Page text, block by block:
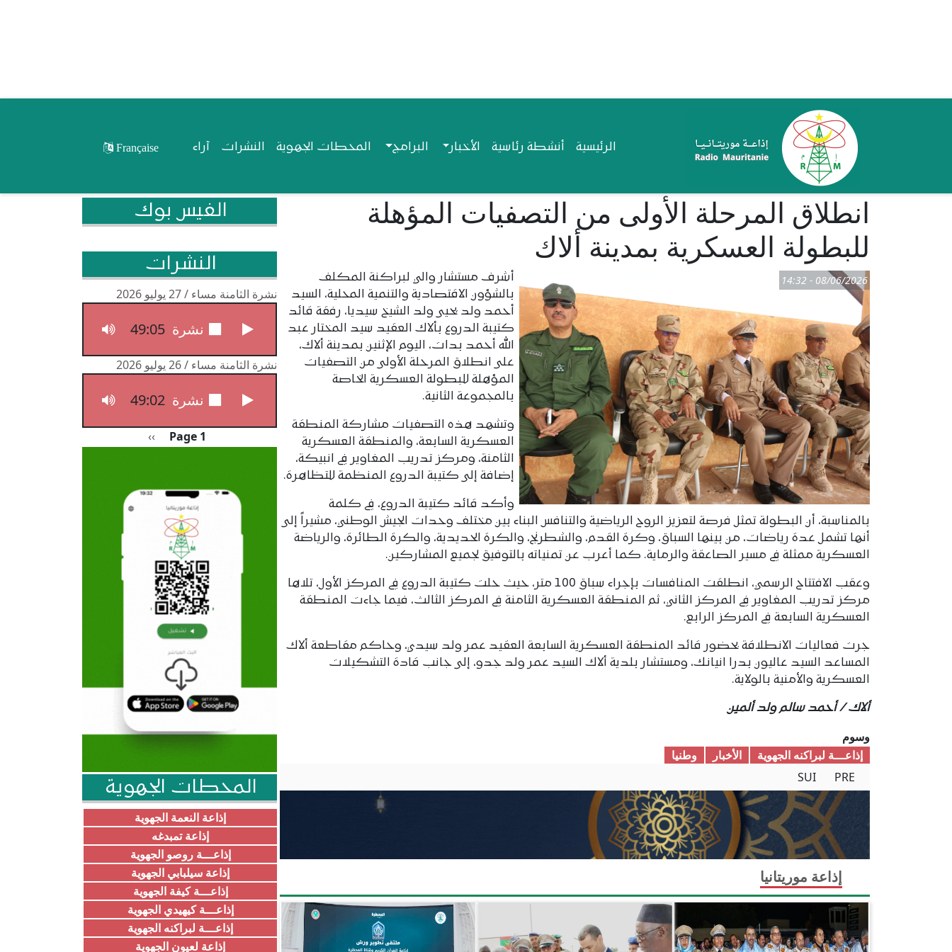
Navigation principale
الرئيسية أنشطة رئاسية الأخبار البرامج المحطات الجهوية النشرات آراء Française
انطلاق المرحلة الأولى من التصفيات المؤهلة
للبطولة العسكرية بمدينة ألاك
08/06/2026 - 14:32
أشرف مستشار والي لبراكنة المكلف
بالشؤون الاقتصادية والتنمية المحلية، السيد
أحمد ولد يحيى ولد الشيخ سيديا، رفقة قائد
كتيبة الدروع بألاك العقيد سيد المختار عبد
الله أحمد بدات، اليوم الإثنين بمدينة ألاك،
على انطلاق المرحلة الأولى من التصفيات
المؤهلة للبطولة العسكرية الخاصة
بالمجموعة الثانية.
وتشهد هذه التصفيات مشاركة المنطقة
العسكرية السابعة، والمنطقة العسكرية
الثامنة، ومركز تدريب المغاوير في انبيكة،
إضافة إلى كتيبة الدروع المنظمة للتظاهرة.
وأكد قائد كتيبة الدروع، في كلمة
بالمناسبة، أن البطولة تمثل فرصة لتعزيز الروح الرياضية والتنافس البناء بين مختلف وحدات الجيش الوطني، مشيراً إلى
أنها تشمل عدة رياضات، من بينها السباق، وكرة القدم، والشطرنج، والكرة الحديدية، والكرة الطائرة، والرياضة
العسكرية ممثلة في مسير الصاعقة والرماية. كما أعرب عن تمنياته بالتوفيق لجميع المشاركين.
وعقب الافتتاح الرسمي، انطلقت المنافسات بإجراء سباق 100 متر، حيث حلت كتيبة الدروع في المركز الأول، تلاها
مركز تدريب المغاوير في المركز الثاني، ثم المنطقة العسكرية الثامنة في المركز الثالث، فيما جاءت المنطقة
العسكرية السابعة في المركز الرابع.
جرت فعاليات الانطلاقة بحضور قائد المنطقة العسكرية السابعة العقيد عمر ولد سيدي، وحاكم مقاطعة ألاك
المساعد السيد عاليون بدرا انيانك، ومستشار بلدية ألاك السيد عمر ولد جدو، إلى جانب قادة التشكيلات
العسكرية والأمنية بالولاية.
ألاك / أحمد سالم ولد ألمين
وسوم
إذاعـــة لبراكنه الجهوية
الأخبار
وطنیا
PRE
SUI
إذاعة موريتانيا
الفيس بوك
النشرات
نشرة الثامنة مساء / 27 يوليو 2026
نشرة الثامنة مساء / 27 يوليو 2026
49:05
نشرة الثامنة مساء / 26 يوليو 2026
نشرة الثامنة مساء / 26 يوليو 2026
49:02
Pagination
Page 1 الصفحة التالية
››
المحطات الجهوية
إذاعة النعمة الجهوية
إذاعة تمبدغه
إذاعـــة روصو الجهوية
إذاعة سيلبابي الجهوية
إذاعـــة كيفة الجهوية
إذاعـــة كيهيدي الجهوية
إذاعـــة لبراكنه الجهوية
إذاعة لعيون الجهوية